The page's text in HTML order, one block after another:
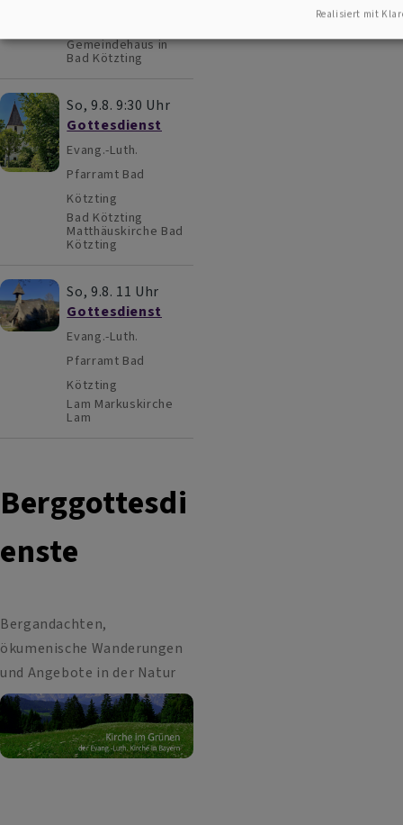
Gemeindehaus in
Bad Kötzting
So, 9.8. 9:30 Uhr
Gottesdienst
Evang.-Luth.
Pfarramt Bad
Kötzting
Bad Kötzting
Matthäuskirche Bad
Kötzting
So, 9.8. 11 Uhr
Gottesdienst
Evang.-Luth.
Pfarramt Bad
Kötzting
Lam Markuskirche
Lam
Berggottesdi
enste
Bergandachten,
ökumenische Wanderungen
und Angebote in der Natur
Realisiert mit